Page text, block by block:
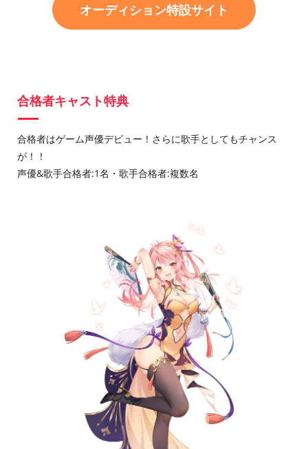
オーディション特設サイト
合格者キャスト特典
合格者はゲーム声優デビュー！さらに歌手としてもチャンス
が！！
声優&歌手合格者:1名・歌手合格者:複数名